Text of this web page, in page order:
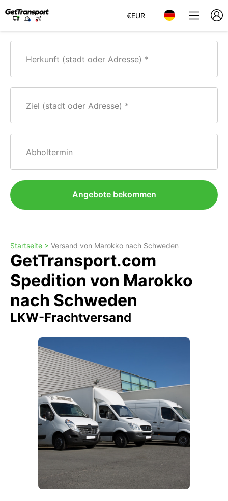
€EUR
Herkunft (stadt oder Adresse)
Ziel (stadt oder Adresse)
Abholtermin
Angebote bekommen
Startseite > Versand von Marokko nach Schweden
GetTransport.com
Spedition von Marokko
nach Schweden
LKW-Frachtversand